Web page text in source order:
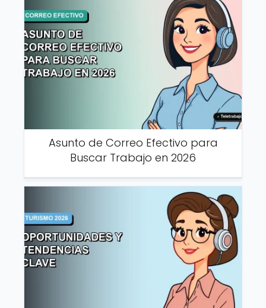
Asunto de Correo Efectivo para
Buscar Trabajo en 2026